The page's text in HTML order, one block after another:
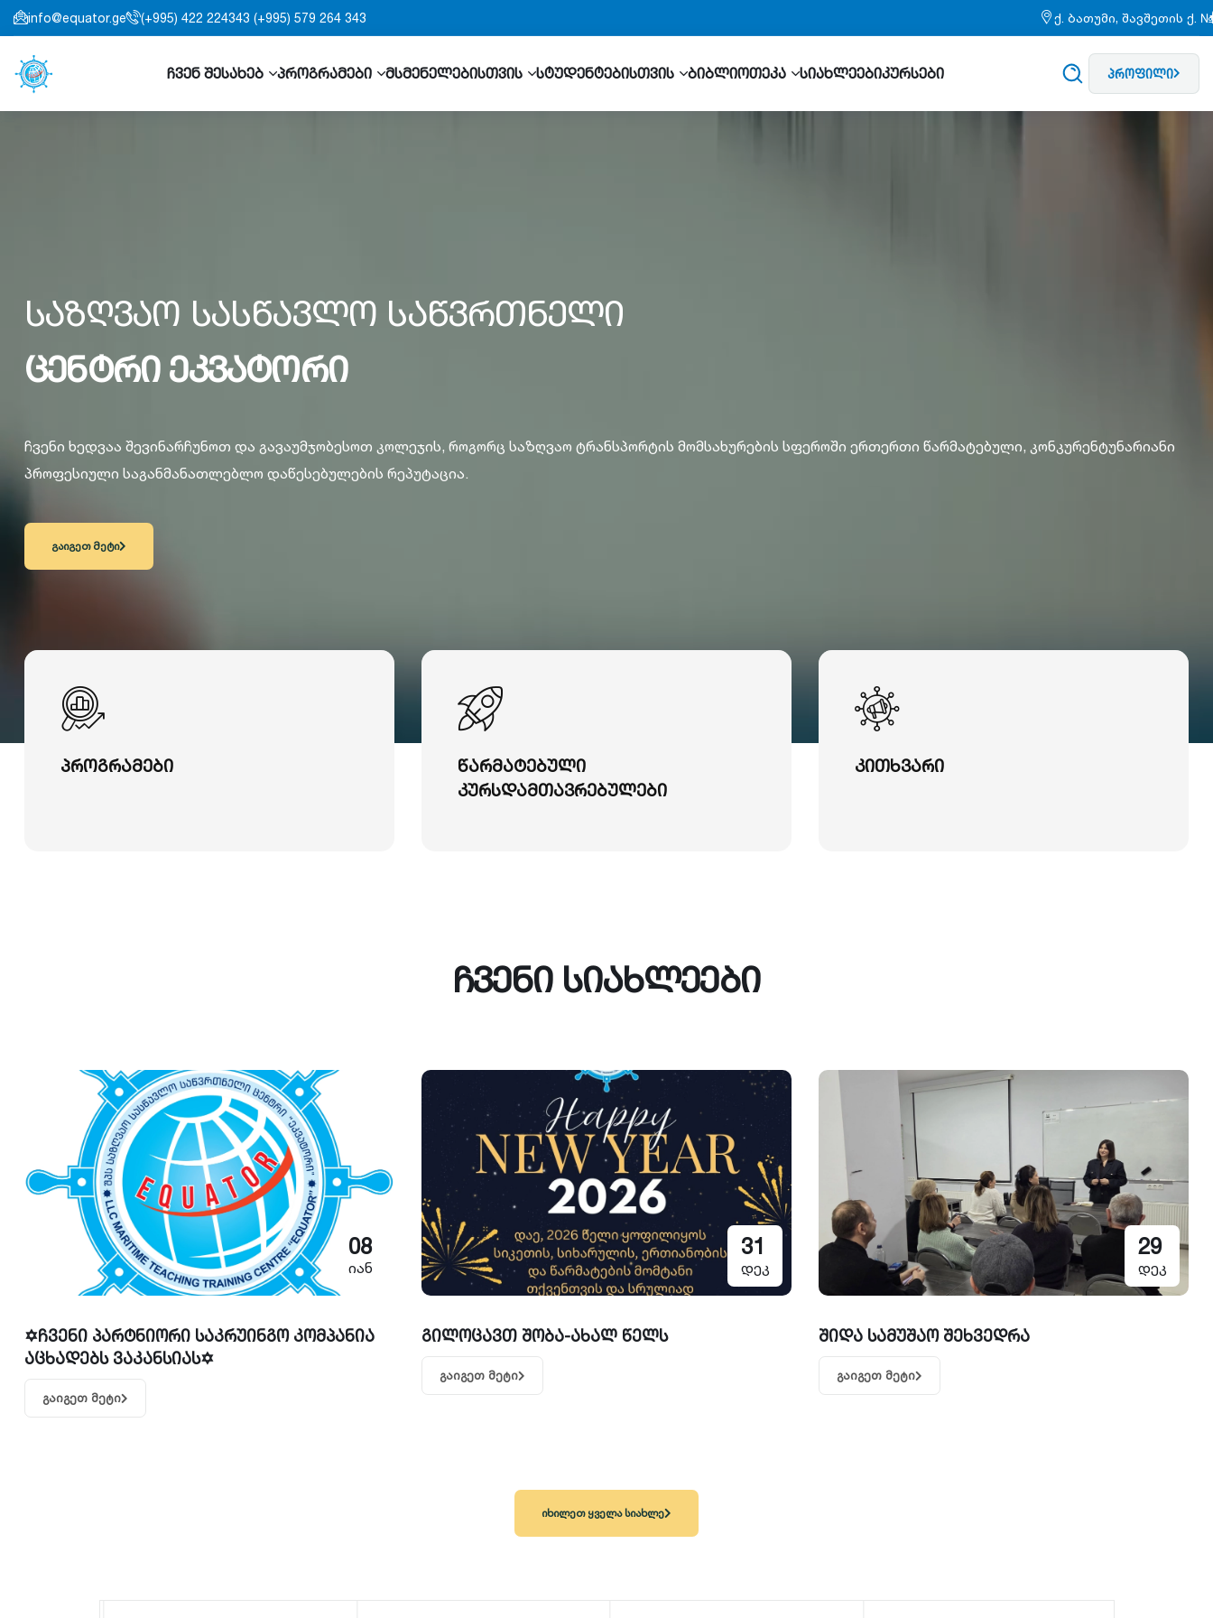
info@equator.ge (+995) 422 224343 (+995) 579 264 343 ქ. ბათუმი, შავშეთის ქ.
ჩვენ შესახებ პროგრამები მსმენელებისთვის სტუდენტებისთვის ბიბლიოთეკა სიახლეებიკურსები პროფილი
საზღვაო სასწავლო საწვრთნელი
ცენტრი ეკვატორი
ჩვენი ხედვაა შევინარჩუნოთ და გავაუმჯობესოთ კოლეჯის, როგორც საზღვაო ტრანსპორტის მომსახურების სფეროში ერთერთი წარმატებული, კონკურენტუნარიანი
პროფესიული საგანმანათლებლო დაწესებულების რეპუტაცია.
გაიგეთ მეტი
პროგრამები
წარმატებული
კურსდამთავრებულები
კითხვარი
ჩვენი სიახლეები
08
იან
✡️ჩვენი პარტნიორი საკრუინგო კომპანია
აცხადებს ვაკანსიას✡️
გაიგეთ მეტი
31
დეკ
გილოცავთ შობა-ახალ წელს
გაიგეთ მეტი
29
დეკ
შიდა სამუშაო შეხვედრა
გაიგეთ მეტი
იხილეთ ყველა სიახლე